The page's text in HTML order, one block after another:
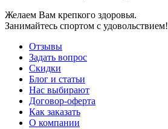
Желаем Вам крепкого здоровья.
Занимайтесь спортом с удовольствием!
Отзывы
Задать вопрос
Скидки
Блог и статьи
Нас выбирают
Договор-оферта
Как заказать
О компании